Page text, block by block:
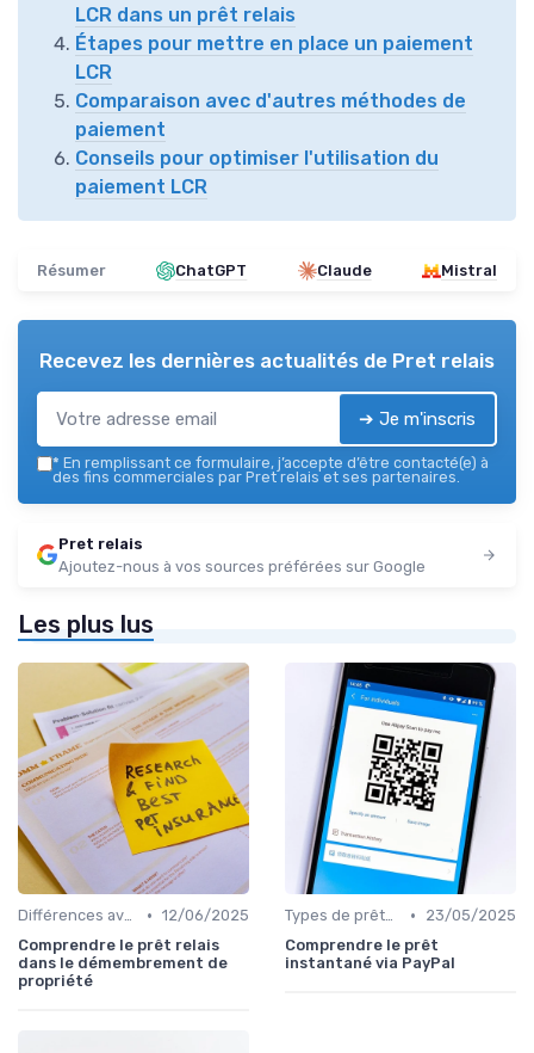
LCR dans un prêt relais
Étapes pour mettre en place un paiement
LCR
Comparaison avec d'autres méthodes de
paiement
Conseils pour optimiser l'utilisation du
paiement LCR
Résumer ChatGPT Claude Mistral
Recevez les dernières actualités de Pret relais
➔ Je m'inscris
* En remplissant ce formulaire, j’accepte d’être contacté(e) à
des fins commerciales par Pret relais et ses partenaires.
Pret relais
Ajoutez-nous à vos sources préférées sur Google
Les plus lus
Différences avec d'autres prêts immobiliers • 12/06/2025
Comprendre le prêt relais
dans le démembrement de
propriété
Types de prêts relais •
23/05/2025
Comprendre le prêt
instantané via PayPal